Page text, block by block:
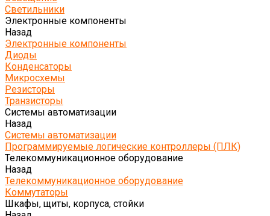
Светильники
Электронные компоненты
Назад
Электронные компоненты
Диоды
Конденсаторы
Микросхемы
Резисторы
Транзисторы
Системы автоматизации
Назад
Системы автоматизации
Программируемые логические контроллеры (ПЛК)
Телекоммуникационное оборудование
Назад
Телекоммуникационное оборудование
Коммутаторы
Шкафы, щиты, корпуса, стойки